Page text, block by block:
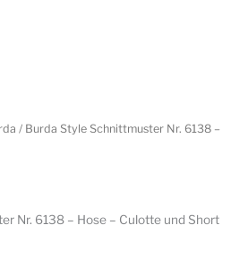
/ Burda Style Schnittmuster Nr. 6138 –
Nr. 6138 – Hose – Culotte und Short